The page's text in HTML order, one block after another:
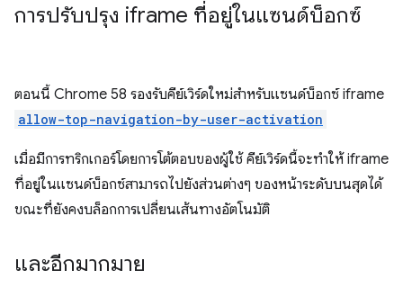
การปรับปรุง iframe ที่อยู่ในแซนด์บ็อกซ์
ตอนนี้ Chrome 58 รองรับคีย์เวิร์ดใหม่สำหรับแซนด์บ็อกซ์ iframe
allow-top-navigation-by-user-activation
เมื่อมีการทริกเกอร์โดยการโต้ตอบของผู้ใช้ คีย์เวิร์ดนี้จะทําให้ iframe
ที่อยู่ในแซนด์บ็อกซ์สามารถไปยังส่วนต่างๆ ของหน้าระดับบนสุดได้
ขณะที่ยังคงบล็อกการเปลี่ยนเส้นทางอัตโนมัติ
และอีกมากมาย